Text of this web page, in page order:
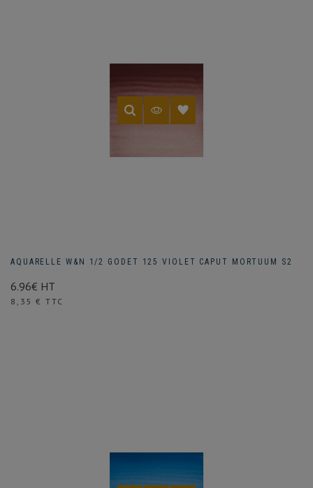
AQUARELLE W&N 1/2 GODET 125 VIOLET CAPUT MORTUUM S2
6.96€ HT
Prix
8,35 € TTC